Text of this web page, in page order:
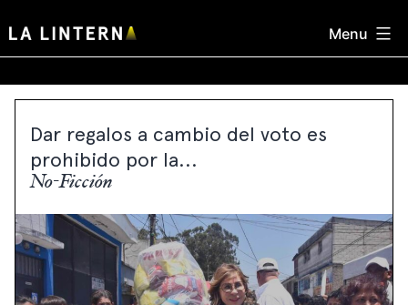
to
Menu
Dar regalos a cambio del voto es
prohibido por la...
No-Ficción